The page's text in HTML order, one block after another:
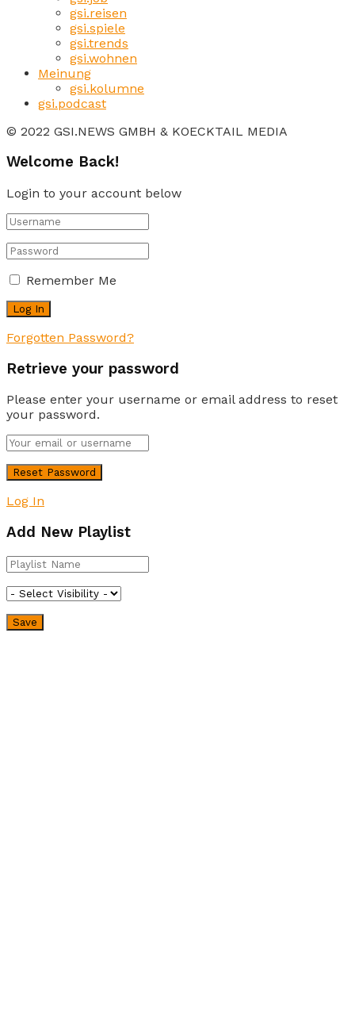
gsi.reisen
gsi.spiele
gsi.trends
gsi.wohnen
Meinung
gsi.kolumne
gsi.podcast
© 2022 GSI.NEWS GMBH & KOECKTAIL MEDIA
Welcome Back!
Login to your account below
Remember Me
Forgotten Password?
Retrieve your password
Please enter your username or email address to reset
your password.
Log In
Add New Playlist